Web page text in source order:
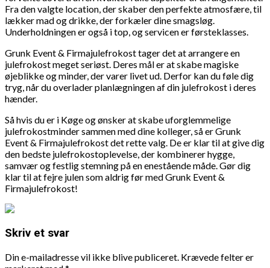
Fra den valgte location, der skaber den perfekte atmosfære, til
lækker mad og drikke, der forkæler dine smagsløg.
Underholdningen er også i top, og servicen er førsteklasses.
Grunk Event & Firmajulefrokost tager det at arrangere en
julefrokost meget seriøst. Deres mål er at skabe magiske
øjeblikke og minder, der varer livet ud. Derfor kan du føle dig
tryg, når du overlader planlægningen af din julefrokost i deres
hænder.
Så hvis du er i Køge og ønsker at skabe uforglemmelige
julefrokostminder sammen med dine kolleger, så er Grunk
Event & Firmajulefrokost det rette valg. De er klar til at give dig
den bedste julefrokostoplevelse, der kombinerer hygge,
samvær og festlig stemning på en enestående måde. Gør dig
klar til at fejre julen som aldrig før med Grunk Event &
Firmajulefrokost!
Skriv et svar
Din e-mailadresse vil ikke blive publiceret. Krævede felter er